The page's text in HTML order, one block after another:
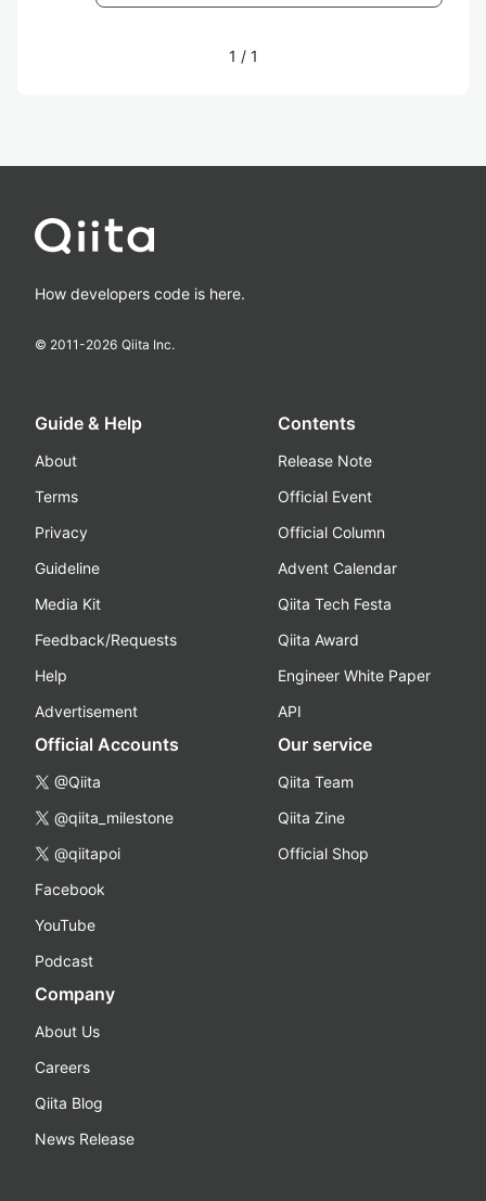
1 / 1
How developers code is here.
© 2011-2026 Qiita Inc.
Guide & Help
About
Terms
Privacy
Guideline
Media Kit
Feedback/Requests
Help
Advertisement
Contents
Release Note
Official Event
Official Column
Advent Calendar
Qiita Tech Festa
Qiita Award
Engineer White Paper
API
Official Accounts
@Qiita
@qiita_milestone
@qiitapoi
Facebook
YouTube
Podcast
Our service
Qiita Team
Qiita Zine
Official Shop
Company
About Us
Careers
Qiita Blog
News Release